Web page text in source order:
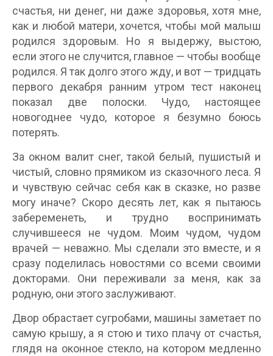
счастья, ни денег, ни даже здоровья, хотя мне,
как и любой матери, хочется, чтобы мой малыш
родился здоровым. Но я выдержу, выстою,
если этого не случится, главное — чтобы вообще
родился. Я так долго этого жду, и вот — тридцать
первого декабря ранним утром тест наконец
показал две полоски. Чудо, настоящее
новогоднее чудо, которое я безумно боюсь
потерять.
За окном валит снег, такой белый, пушистый и
чистый, словно прямиком из сказочного леса. Я
и чувствую сейчас себя как в сказке, но разве
могу иначе? Скоро десять лет, как я пытаюсь
забеременеть, и трудно воспринимать
случившееся не чудом. Моим чудом, чудом
врачей — неважно. Мы сделали это вместе, и я
сразу поделилась новостями со всеми своими
докторами. Они переживали за меня, как за
родную, они этого заслуживают.
Двор обрастает сугробами, машины заметает по
самую крышу, а я стою и тихо плачу от счастья,
глядя на оконное стекло, на котором медленно